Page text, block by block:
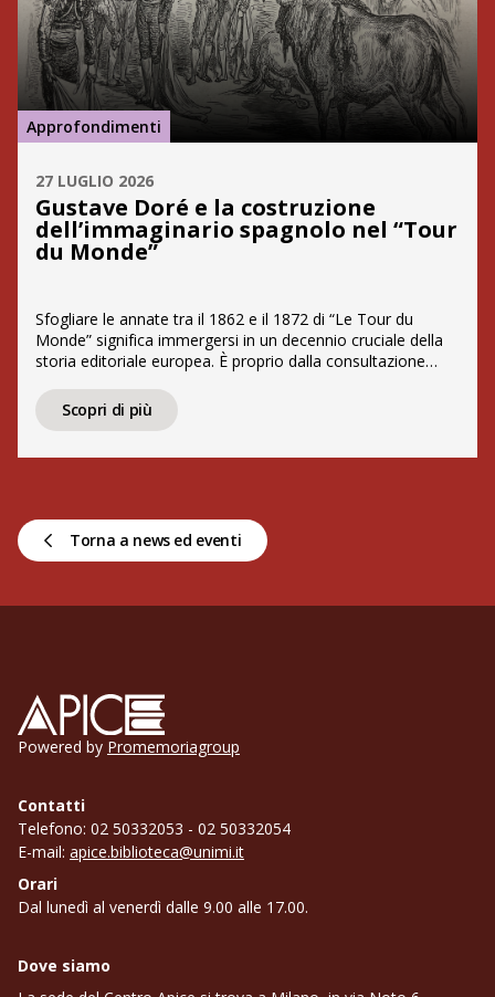
Approfondimenti
27 LUGLIO 2026
Gustave Doré e la costruzione
dell’immaginario spagnolo nel “Tour
du Monde”
Sfogliare le annate tra il 1862 e il 1872 di “Le Tour du
Monde” significa immergersi in un decennio cruciale della
storia editoriale europea. È proprio dalla consultazione
Édouard Charton, che prende vita questo articolo dedicato
alla costruzione dell’immaginario spagnolo. Custodito nel
Scopri di più
Torna a news ed eventi
Apice
Powered by Promemoriagroup
Contatti
Telefono: 02 50332053 - 02 50332054
E-mail: apice.biblioteca@unimi.it
Orari
Dal lunedì al venerdì dalle 9.00 alle 17.00.
Dove siamo